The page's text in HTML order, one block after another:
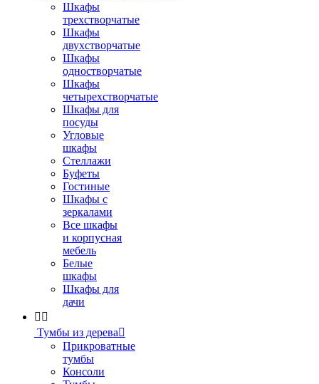
Шкафы
трехстворчатые
Шкафы
двухстворчатые
Шкафы
одностворчатые
Шкафы
четырехстворчатые
Шкафы для
посуды
Угловые
шкафы
Стеллажи
Буфеты
Гостиные
Шкафы с
зеркалами
Все шкафы
и корпусная
мебель
Белые
шкафы
Шкафы для
дачи
 
Тумбы из дерева
Прикроватные
тумбы
Консоли